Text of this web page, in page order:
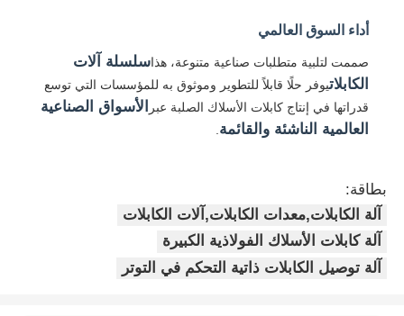
خط بثق الأسلاك
آلة تجديل الأسلاك
ماكينة تجديل اللف المزدوج
آلة مدرعة
آلة التغليف
أداء السوق العالمي
صممت لتلبية متطلبات صناعية متنوعة، هذاسلسلة آلات
الكابلاتيوفر حلًا قابلاً للتطوير وموثوق به للمؤسسات التي توسع
قدراتها في إنتاج كابلات الأسلاك الصلبة عبر
الأسواق الصناعية
العالمية الناشئة والقائمة
بطاقة:
آلة الكابلات,معدات الكابلات,آلات الكابلات
آلة كابلات الأسلاك الفولاذية الكبيرة
آلة توصيل الكابلات ذاتية التحكم في التوتر